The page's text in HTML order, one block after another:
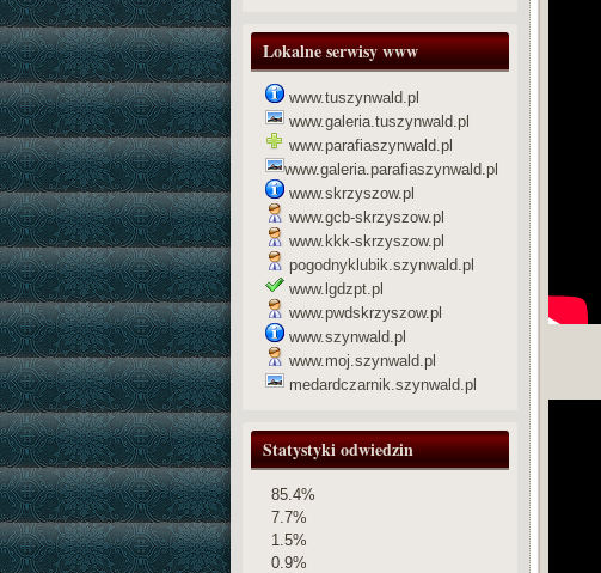
Lokalne serwisy www
www.tuszynwald.pl
www.galeria.tuszynwald.pl
www.parafiaszynwald.pl
www.galeria.parafiaszynwald.pl
www.skrzyszow.pl
www.gcb-skrzyszow.pl
www.kkk-skrzyszow.pl
pogodnyklubik.szynwald.pl
www.lgdzpt.pl
www.pwdskrzyszow.pl
www.szynwald.pl
www.moj.szynwald.pl
medardczarnik.szynwald.pl
Statystyki odwiedzin
85.4%
7.7%
1.5%
0.9%